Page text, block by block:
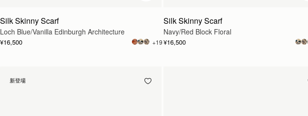
Silk Skinny Scarf
Loch Blue/Vanilla Edinburgh Architecture
¥16,500 +19
Silk Skinny Scarf
Navy/Red Block Floral
¥16,500
新登場